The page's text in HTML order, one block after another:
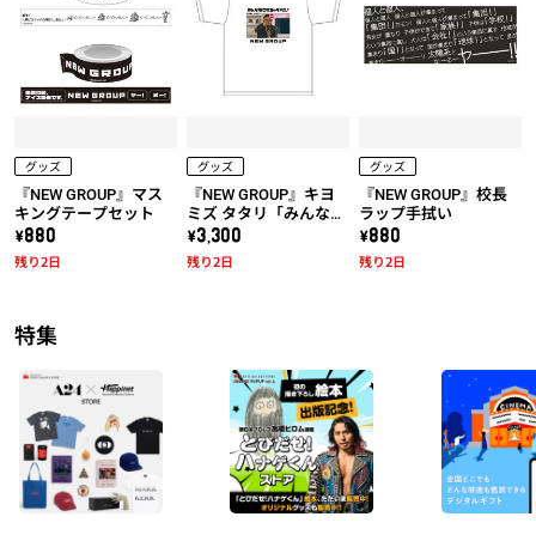
グッズ
『NEW GROUP』マス
キングテープセット
\880
残り2日
グッズ
『NEW GROUP』キヨ
ミズ タタリ「みんな騙
されちゃダメだ！」T
シャツ
\3,300
残り2日
グッズ
『NEW GROUP』校長
ラップ手拭い
\880
残り2日
特集